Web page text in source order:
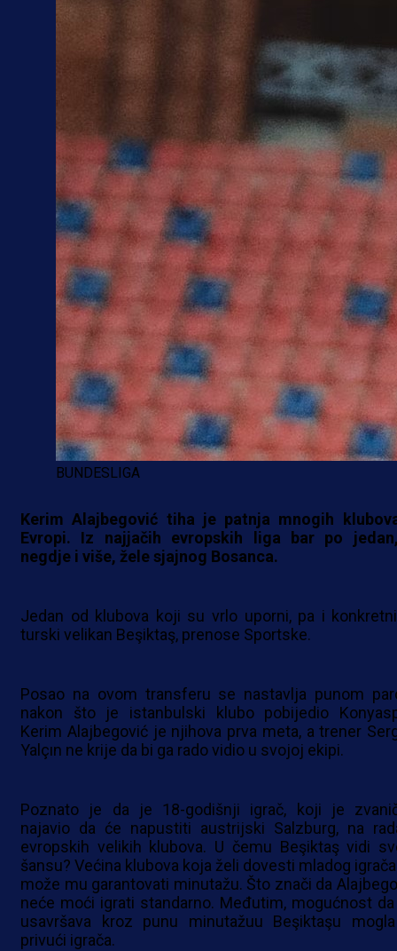
BUNDESLIGA
Kerim Alajbegović tiha je patnja mnogih
Evropi. Iz najjačih evropskih liga bar po
negdje i više, žele sjajnog Bosanca.
Jedan od klubova koji su vrlo uporni, pa i
turski velikan Beşiktaş, prenose Sportske.
Posao na ovom transferu se nastavlja punom
nakon što je istanbulski klubo pobijedio
Kerim Alajbegović je njihova prva meta, a trener
Yalçın ne krije da bi ga rado vidio u svojoj ekipi.
Poznato je da je 18-godišnji igrač, koji je
najavio da će napustiti austrijski Salzburg, na
evropskih velikih klubova. U čemu Beşiktaş vidi
šansu? Većina klubova koja želi dovesti mladog
može mu garantovati minutažu. Što znači da
neće moći igrati standarno. Međutim, mogućnost
usavršava kroz punu minutažuu Beşiktaşu
privući igrača.